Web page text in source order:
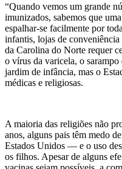
“Quando vemos um grande
imunizados, sabemos que
espalhar-se facilmente por
infantis, lojas de
da Carolina do Norte requer
o vírus da varicela, o sarampo
jardim de infância, mas o
médicas e religiosas.
A maioria das religiões não
anos, alguns pais têm medo
Estados Unidos — e o uso
os filhos. Apesar de alguns